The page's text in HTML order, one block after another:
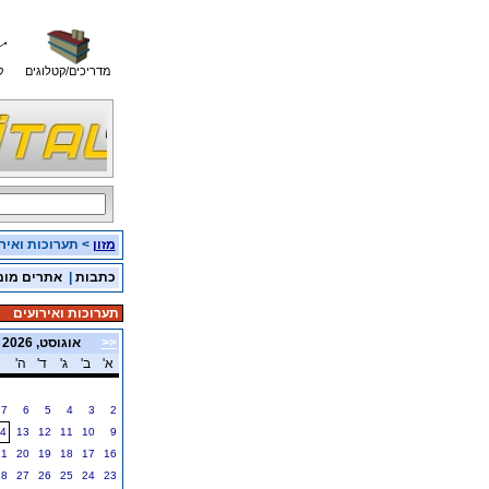
מדריכים/קטלוגים
מזון > תערוכות
כתבות |אתרים
תערוכות ואירועים
<<
אוגוסט, 2026
א'
ב' ג' ד' ה'
2
3
4
5
6
7
9
10
11
12
13
16
17
18
19
20
23
24
25
26
27